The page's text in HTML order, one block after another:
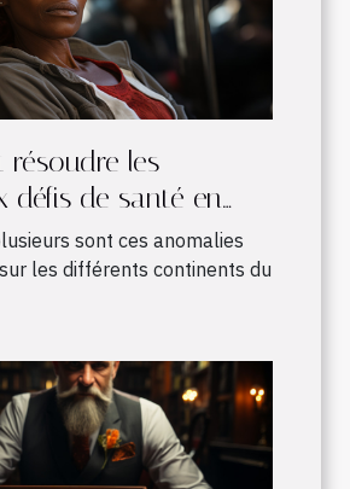
résoudre les
défis de santé en
sont ces anomalies
les différents continents du